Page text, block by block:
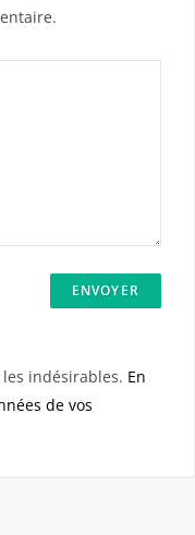
indésirables. En
de vos